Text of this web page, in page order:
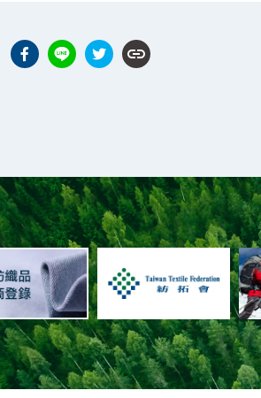
link